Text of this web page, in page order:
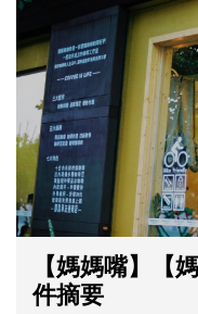
【媽媽嘴】【
件摘要